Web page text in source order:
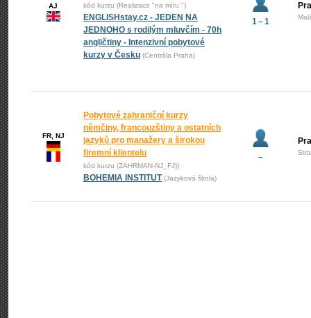
AJ kód kurzu (Realizace "na míru ")
ENGLISHstay.cz - JEDEN NA
JEDNOHO s rodilým mluvčím - 70h
angličtiny - Intenzivní pobytové
kurzy v Česku (Centrála Praha)
1 – 1
FR, NJ
Pobytové zahraniční kurzy
němčiny, francouzštiny a ostatních
jazyků pro manažery a širokou
firemní klientelu
kód kurzu (ZAHRMAN-NJ_FJ))
BOHEMIA INSTITUT (Jazyková škola)
–